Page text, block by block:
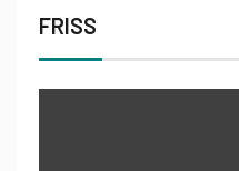
FRISS